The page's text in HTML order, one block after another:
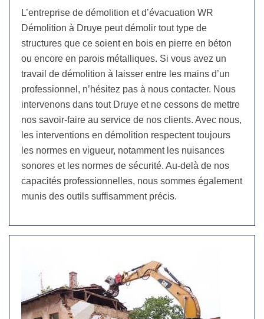
L’entreprise de démolition et d’évacuation WR
Démolition à Druye peut démolir tout type de
structures que ce soient en bois en pierre en béton
ou encore en parois métalliques. Si vous avez un
travail de démolition à laisser entre les mains d’un
professionnel, n’hésitez pas à nous contacter. Nous
intervenons dans tout Druye et ne cessons de mettre
nos savoir-faire au service de nos clients. Avec nous,
les interventions en démolition respectent toujours
les normes en vigueur, notamment les nuisances
sonores et les normes de sécurité. Au-delà de nos
capacités professionnelles, nous sommes également
munis des outils suffisamment précis.